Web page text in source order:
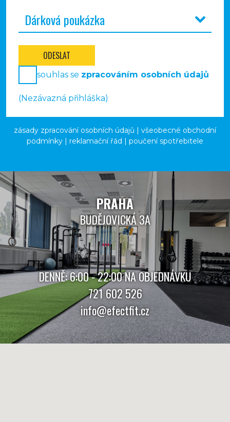
ODESLAT
souhlas se zpracováním osobních údajů
(Nezávazná přihláška)
zásady zpracování osobních údajů | všeobecné obchodní
podmínky | reklamační řád | poučení spotřebitele
PRAHA
BUDĚJOVICKÁ 3A
DENNĚ: 6:00 - 22:00 NA OBJEDNÁVKU
721 602 526
info@efectfit.cz